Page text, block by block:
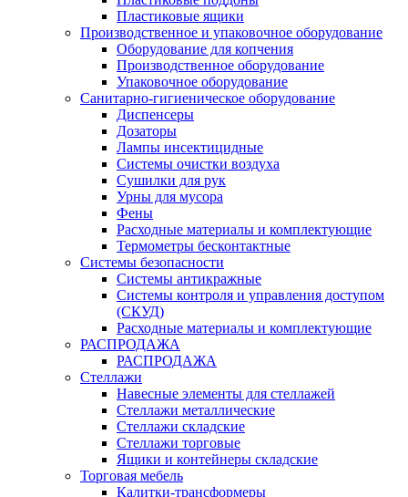
Пластиковые ящики
Производственное и упаковочное оборудование
Оборудование для копчения
Производственное оборудование
Упаковочное оборудование
Санитарно-гигиеническое оборудование
Диспенсеры
Дозаторы
Лампы инсектицидные
Системы очистки воздуха
Сушилки для рук
Урны для мусора
Фены
Расходные материалы и комплектующие
Термометры бесконтактные
Системы безопасности
Системы антикражные
Системы контроля и управления доступом
(СКУД)
Расходные материалы и комплектующие
РАСПРОДАЖА
РАСПРОДАЖА
Стеллажи
Навесные элементы для стеллажей
Стеллажи металлические
Стеллажи складские
Стеллажи торговые
Ящики и контейнеры складские
Торговая мебель
Калитки-трансформеры